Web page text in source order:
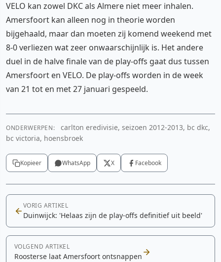
VELO kan zowel DKC als Almere niet meer inhalen.
Amersfoort kan alleen nog in theorie worden
bijgehaald, maar dan moeten zij komend weekend met
8-0 verliezen wat zeer onwaarschijnlijk is. Het andere
duel in de halve finale van de play-offs gaat dus tussen
Amersfoort en VELO. De play-offs worden in de week
van 21 tot en met 27 januari gespeeld.
ONDERWERPEN:
carlton eredivisie, seizoen 2012-2013, bc dkc,
bc victoria, hoensbroek
Kopieer WhatsApp X Facebook
VORIG ARTIKEL
Duinwijck: 'Helaas zijn de play-offs definitief uit beeld'
VOLGEND ARTIKEL
Roosterse laat Amersfoort ontsnappen